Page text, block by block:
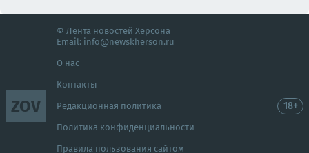
ZOV
© Лента новостей Херсона
Email: info@newskherson.ru
О нас
Контакты
Редакционная политика
Политика конфиденциальности
Правила пользования сайтом
18+